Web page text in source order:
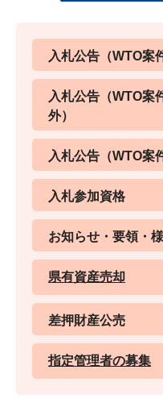
入札公告（WTO案
入札公告（WTO案
外）
入札公告（WTO案
入札参加資格
お知らせ・要領・
県有資産売却
差押財産公売
指定管理者の募集